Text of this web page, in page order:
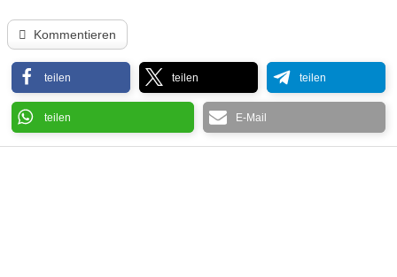
Kommentieren
teilen teilen teilen
teilen E-Mail